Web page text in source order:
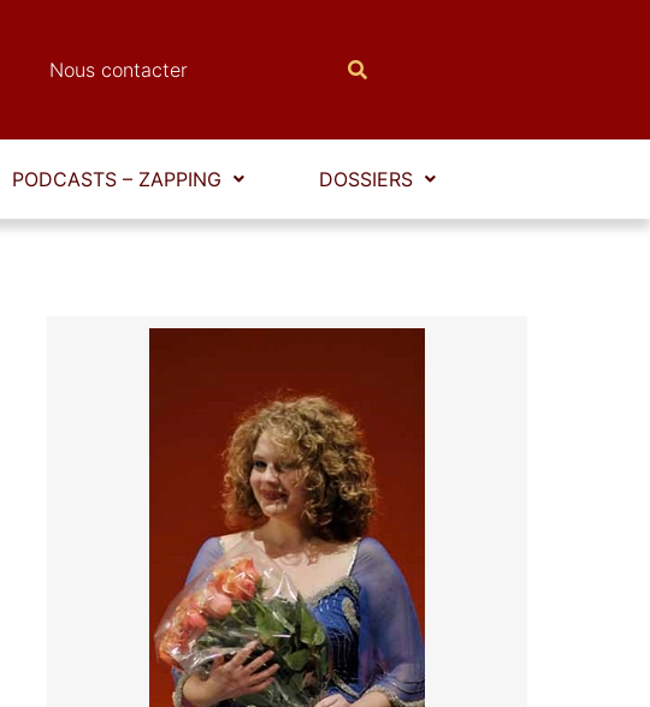
Nous contacter
PODCASTS – ZAPPING DOSSIERS